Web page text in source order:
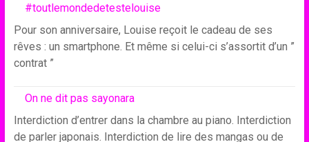
#toutlemondedetestelouise
Pour son anniversaire, Louise reçoit le cadeau de ses
rêves : un smartphone. Et même si celui-ci s’assortit d’un ”
contrat ”
On ne dit pas sayonara
Interdiction d’entrer dans la chambre au piano. Interdiction
de parler japonais. Interdiction de lire des mangas ou de